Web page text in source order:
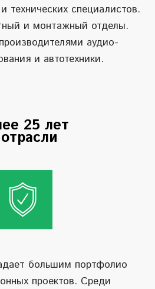
технических специалистов.
и монтажный отделы.
аудио-
и автотехники.
25 лет
большим портфолио
проектов. Среди